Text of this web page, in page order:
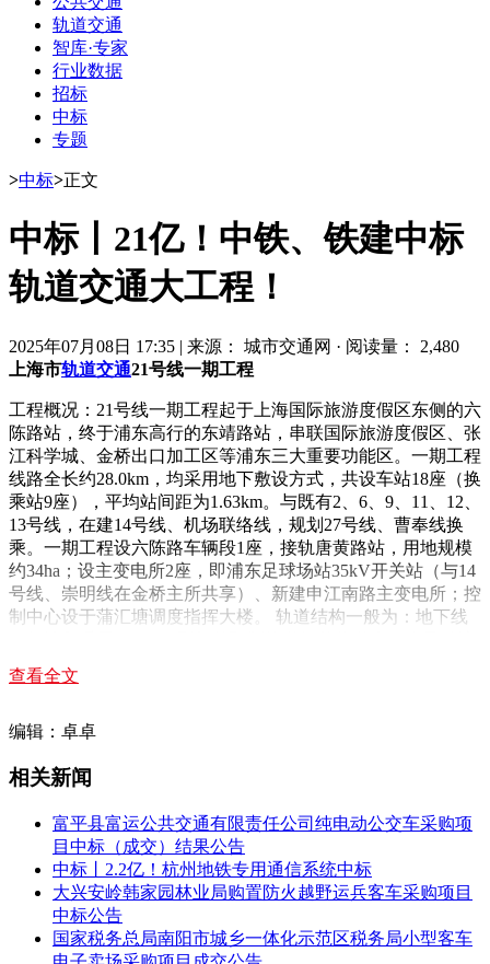
轨道交通
智库·专家
行业数据
招标
中标
专题
>中标>正文
中标丨21亿！中铁、铁建中标
轨道交通大工程！
2025年07月08日 17:35 | 来源： 城市交通网 · 阅读量： 2,480
上海市轨道交通21号线一期工程
工程概况：21号线一期工程起于上海国际旅游度假区东侧的六
陈路站，终于浦东高行的东靖路站，串联国际旅游度假区、张
江科学城、金桥出口加工区等浦东三大重要功能区。一期工程
线路全长约28.0km，均采用地下敷设方式，共设车站18座（换
乘站9座），平均站间距为1.63km。与既有2、6、9、11、12、
13号线，在建14号线、机场联络线，规划27号线、曹奉线换
乘。一期工程设六陈路车辆段1座，接轨唐黄路站，用地规模
约34ha；设主变电所2座，即浦东足球场站35kV开关站（与14
号线、崇明线在金桥主所共享）、新建申江南路主变电所；控
制中心设于蒲汇塘调度指挥大楼。 轨道结构一般为：地下线
地段采用长枕或短枕现浇道床）；地下线中等减振地段采用压
缩型减振扣件预制轨道板整体道床（少量过渡地段采用长枕或
扣件预制钢弹簧浮置板整体道床（特殊情况采用现浇钢弹簧浮
列单开道岔及交叉渡线，一般地段单开道岔轨下基础采用预制
长轨枕相结合整体道床；减振道岔地段轨下基础采用隔离式减
浮置板道床和钢弹簧浮置板道床；其他轨道附属设备主要
有挡车器、线路及行车标志和钢轨涂油器等。 车辆基地：六
陈路车辆段接轨于唐黄路站，段址位于南六公路以东，川图路
以南，川沙路以西，六陈路以北地块内，用地规模约34ha（其
中改河用地4.6ha，车辆段用地29.4ha）。车辆段预留上盖开发
查看全文
编辑：卓卓
相关新闻
富平县富运公共交通有限责任公司纯电动公交车采购项
目中标（成交）结果公告
中标丨2.2亿！杭州地铁专用通信系统中标
大兴安岭韩家园林业局购置防火越野运兵客车采购项目
中标公告
国家税务总局南阳市城乡一体化示范区税务局小型客车